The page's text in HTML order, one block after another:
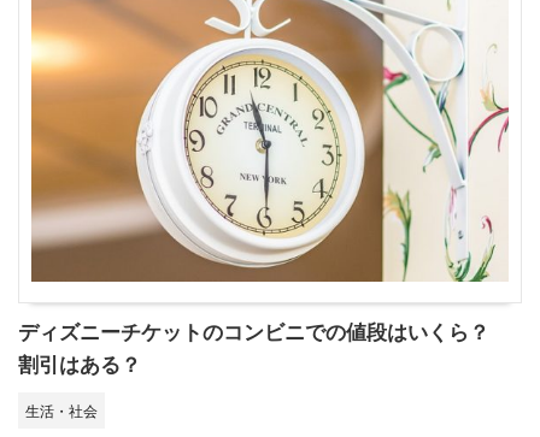
ディズニーチケットのコンビニでの値段はいくら？
割引はある？
生活・社会